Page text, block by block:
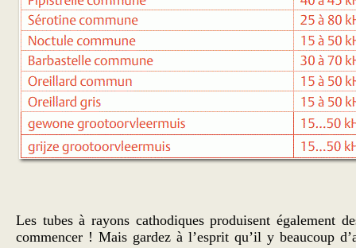
Les tubes à rayons cathodiques produisent également
commencer ! Mais gardez à l’esprit qu’il y beaucoup